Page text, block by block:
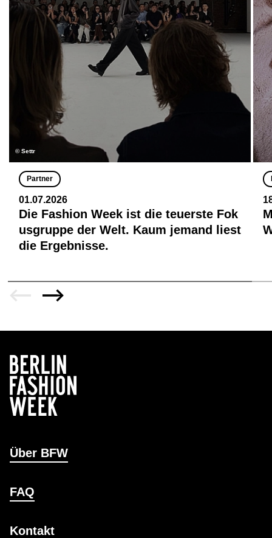
© Settr
Partner
01.07.2026
Die Fashion Week ist die teuerste Fok
usgruppe der Welt. Kaum jemand liest
die Ergebnisse.
Über BFW
FAQ
Kontakt